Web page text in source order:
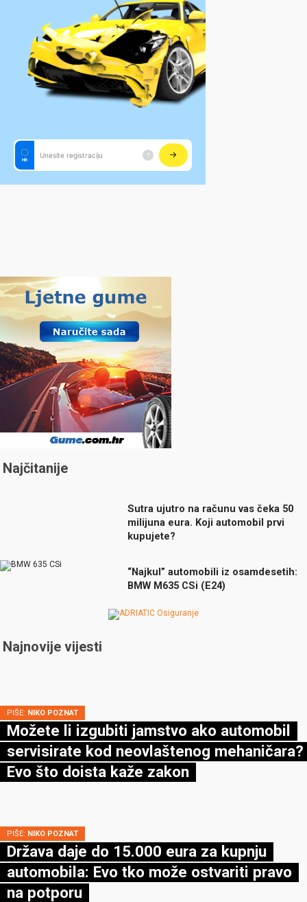
Najčitanije
Sutra ujutro na računu vas čeka 50
milijuna eura. Koji automobil prvi
kupujete?
“Najkul” automobili iz osamdesetih:
BMW M635 CSi (E24)
Najnovije vijesti
PIŠE: NIKO POZNAT
Možete li izgubiti jamstvo ako automobil
servisirate kod neovlaštenog mehaničara?
Evo što doista kaže zakon
PIŠE: NIKO POZNAT
Država daje do 15.000 eura za kupnju
automobila: Evo tko može ostvariti pravo
na potporu